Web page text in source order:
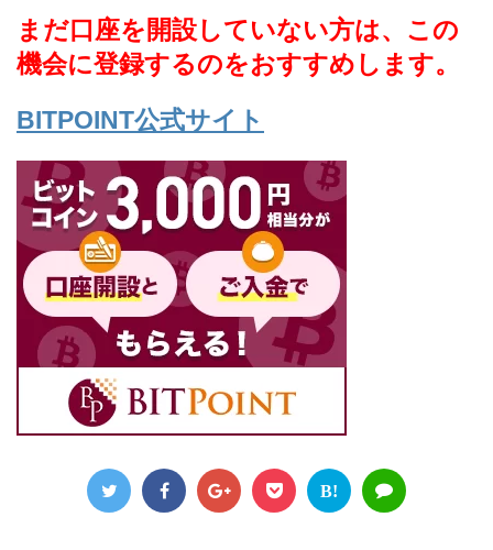
まだ口座を開設していない方は、この
機会に登録するのをおすすめします。
BITPOINT公式サイト
B!